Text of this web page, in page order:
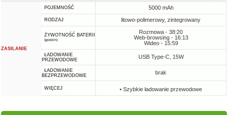
ZASILANIE
POJEMNOŚĆ 5000 mAh
RODZAJ litowo-polimerowy, zintegrowany
ŻYWOTNOŚĆ BATERII
(godzin)
Rozmowa - 38:20
Web-browsing - 16:13
Wideo - 15:59
ŁADOWANIE
PRZEWODOWE
USB Type-C, 15W
ŁADOWANIE
BEZPRZEWODOWE
brak
WIĘCEJ • Szybkie ładowanie przewodowe